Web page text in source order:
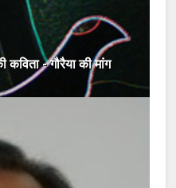
- गौरैया की मांग